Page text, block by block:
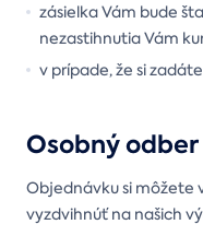
zásielka Vám bude
nezastihnutia Vám
v prípade, že si
Osobný odber
Objednávku si môžete
vyzdvihnúť na našich